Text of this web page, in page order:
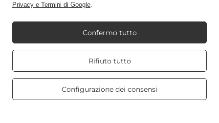
Regolamenti
Mio Candle World
Informazioni sul prodotto
Privacy e Termini di Google.
Rifiuto tutto
Configurazione dei consensi
Confermo tutto